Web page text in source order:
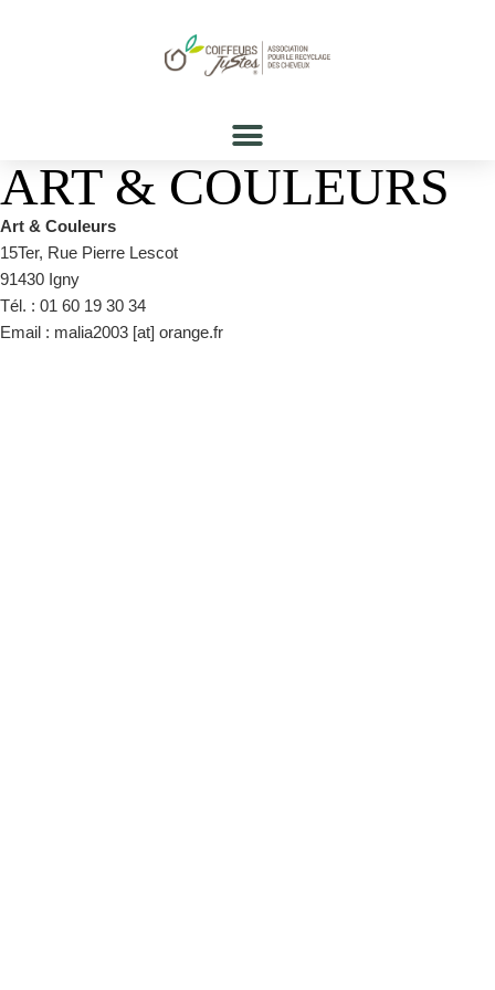
ART & COULEURS
Art & Couleurs
15Ter, Rue Pierre Lescot
91430 Igny
Tél. : 01 60 19 30 34
Email : malia2003 [at] orange.fr